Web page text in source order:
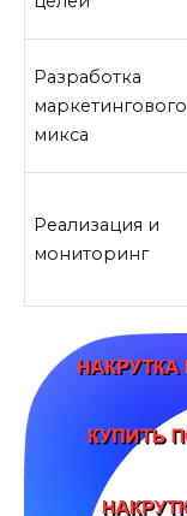
Разработка
маркетингового
микса
Реализация и
мониторинг